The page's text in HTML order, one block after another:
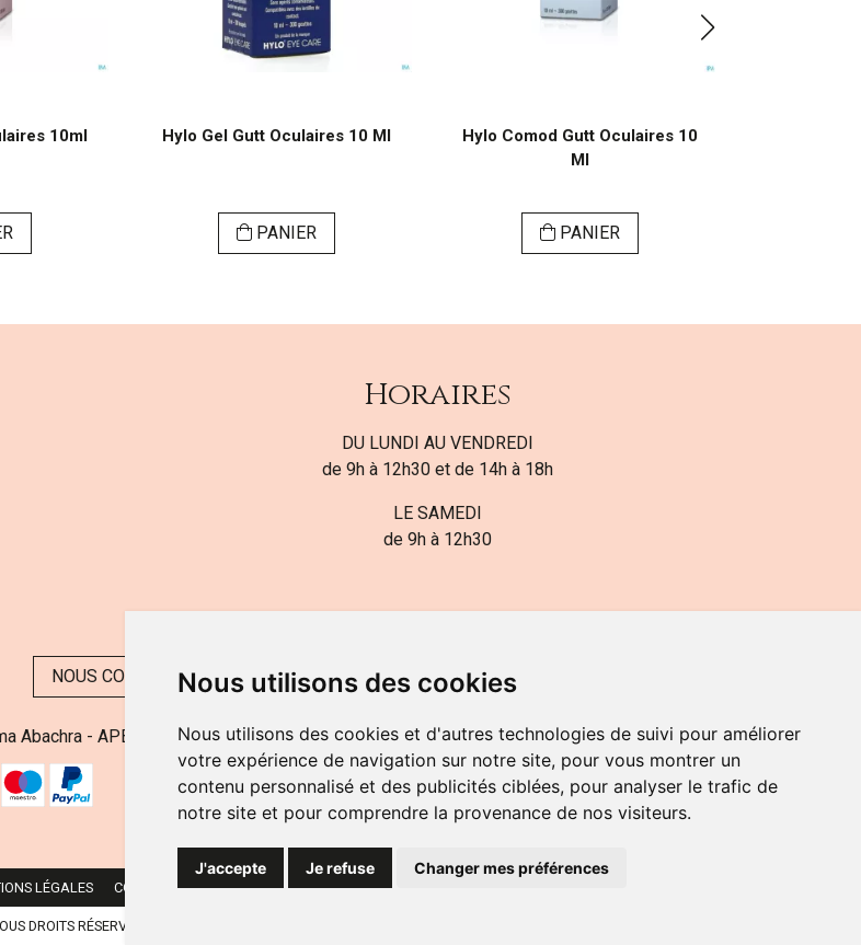
Nous utilisons des cookies
Nous utilisons des cookies et d'autres technologies de suivi pour améliorer
votre expérience de navigation sur notre site, pour vous montrer un
contenu personnalisé et des publicités ciblées, pour analyser le trafic de
notre site et pour comprendre la provenance de nos visiteurs.
J'accepte Je refuse Changer mes préférences
10ml Hylo Gel Gutt Oculaires 10 Ml
PANIER
Hylo Comod Gutt Oculaires 10
Ml
PANIER
Horaires
DU LUNDI AU VENDREDI
de 9h à 12h30 et de 14h à 18h
LE SAMEDI
de 9h à 12h30
NOUS CONTACTER
Abachra - APB 521704 - N° Entreprise BE0882-700-592
LÉGALES CGV DONNÉES PERSONNELLES COOKIES
DROITS RÉSERVÉS.